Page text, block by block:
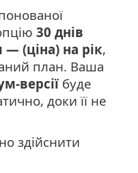
30 днів
(ціна) на рік,
план. Ваша
версії буде
доки її не
здійснити